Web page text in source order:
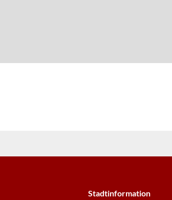
Stadtinformation